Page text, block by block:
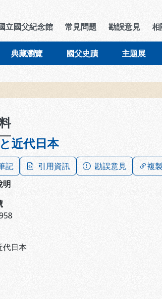
導覽列區塊
立國父紀念館 常見問題 勘誤意見 相
典藏瀏覽 國父史蹟 主題展
近代日本
記 引用資訊 勘誤意見 複
明
代日本